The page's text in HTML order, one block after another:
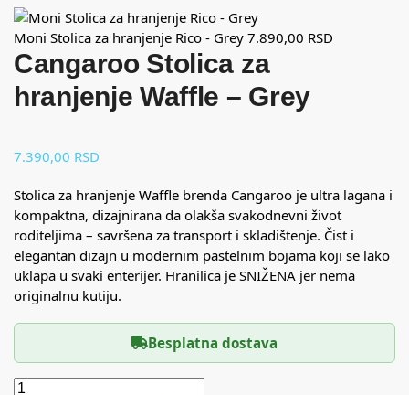
Moni Stolica za hranjenje Rico - Grey 7.890,00 RSD
Cangaroo Stolica za
hranjenje Waffle – Grey
7.390,00 RSD
Stolica za hranjenje Waffle brenda Cangaroo je ultra lagana i
kompaktna, dizajnirana da olakša svakodnevni život
roditeljima – savršena za transport i skladištenje. Čist i
elegantan dizajn u modernim pastelnim bojama koji se lako
uklapa u svaki enterijer. Hranilica je SNIŽENA jer nema
originalnu kutiju.
Besplatna dostava